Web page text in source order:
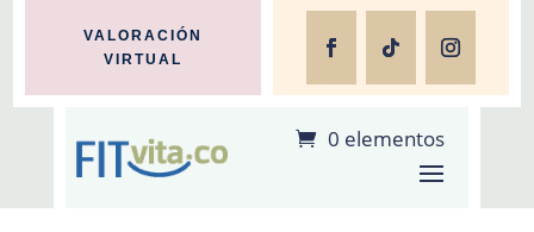
VALORACIÓN
VIRTUAL
0 elementos